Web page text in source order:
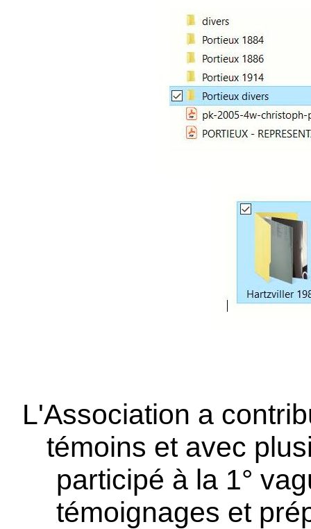
L'Association a
témoins et avec
participé à la 1°
témoignages et